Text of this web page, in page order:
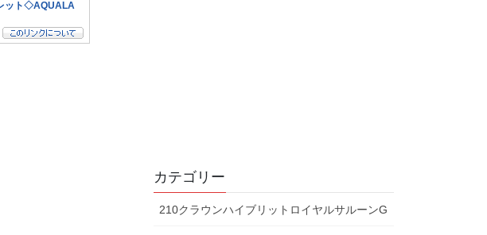
カテゴリー
210クラウンハイブリットロイヤルサルーンG